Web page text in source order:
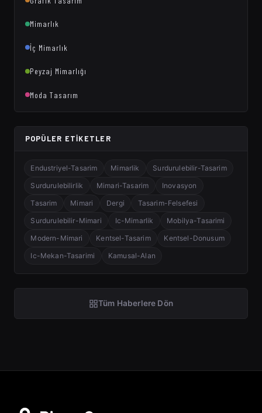
Mimarlık
İç Mimarlık
Peyzaj Mimarlığı
Moda Tasarım
POPÜLER ETIKETLER
Endustriyel-Tasarim Mimarlik
Surdurulebilir-Tasarim
Surdurulebilirlik
Mimari-Tasarim
Inovasyon
Tasarim
Mimari Dergi
Tasarim-Felsefesi
Surdurulebilir-Mimari
Ic-Mimarlik
Mobilya-Tasarimi
Modern-Mimari
Kentsel-Tasarim
Kentsel-Donusum
Ic-Mekan-Tasarimi
Kamusal-Alan
Tüm Haberlere Dön